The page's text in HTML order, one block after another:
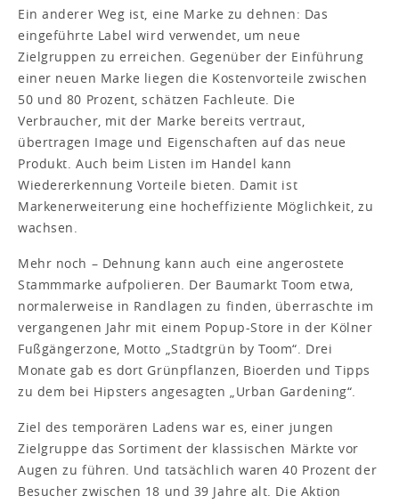
Ein anderer Weg ist, eine Marke zu dehnen: Das
eingeführte Label wird verwendet, um neue
Zielgruppen zu erreichen. Gegenüber der Einführung
einer neuen Marke liegen die Kostenvorteile zwischen
50 und 80 Prozent, schätzen Fachleute. Die
Verbraucher, mit der Marke bereits vertraut,
übertragen Image und Eigenschaften auf das neue
Produkt. Auch beim Listen im Handel kann
Wiedererkennung Vorteile bieten. Damit ist
Markenerweiterung eine hocheffiziente Möglichkeit, zu
wachsen.
Mehr noch – Dehnung kann auch eine angerostete
Stammmarke aufpolieren. Der Baumarkt Toom etwa,
normalerweise in Randlagen zu finden, überraschte im
vergangenen Jahr mit einem Popup-Store in der Kölner
Fußgängerzone, Motto „Stadtgrün by Toom“. Drei
Monate gab es dort Grünpflanzen, Bioerden und Tipps
zu dem bei Hipsters angesagten „Urban Gardening“.
Ziel des temporären Ladens war es, einer jungen
Zielgruppe das Sortiment der klassischen Märkte vor
Augen zu führen. Und tatsächlich waren 40 Prozent der
Besucher zwischen 18 und 39 Jahre alt. Die Aktion